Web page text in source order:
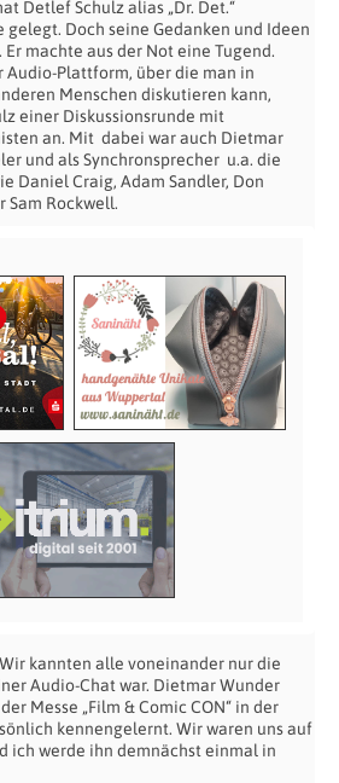
Detlef Schulz alias „Dr. Det.“
Doch seine Gedanken und Ideen
machte aus der Not eine Tugend.
Audio-Plattform, über die man in
Menschen diskutieren kann,
einer Diskussionsrunde mit
an. Mit dabei war auch Dietmar
und als Synchronsprecher u.a. die
Daniel Craig, Adam Sandler, Don
Sam Rockwell.
kannten alle voneinander nur die
Audio-Chat war. Dietmar Wunder
Messe „Film & Comic CON“ in der
kennengelernt. Wir waren uns auf
ich werde ihn demnächst einmal in